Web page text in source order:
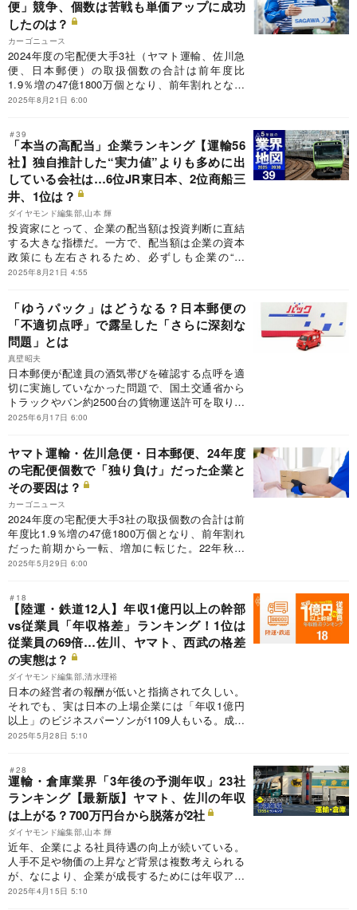
た。
便」競争、個数は苦戦も単価アップに成功
したのは？
カーゴニュース
2024年度の宅配便大手3社（ヤマト運輸、佐川急
便、日本郵便）の取扱個数の合計は前年度比
1.9％増の47億1800万個となり、前年割れとなっ
た23年度から一転、増加に転じた。24年度の市場
るため、市場全体でも伸びに転じることが予想さ
れる。25年度に入っても3社の取扱個数は増加基
調で推移しているが、6月末に日本郵便の一般貨
物自動車運送事業の認可が取り消される事態が発
生し、今後のゆうパック事業への影響が予想され
る。また、国土交通省は現在、「置き配」を標準
サービスに位置づける方向で検討を進めていると
言われており、今後の宅配便市場に変化が起きる
可能性がある。
2025年8月21日 6:00
＃39
「本当の高配当」企業ランキング【運輸56
社】独自推計した“実力値”よりも多めに出
している会社は…6位JR東日本、2位商船三
井、1位は？
ダイヤモンド編集部,山本 輝
投資家にとって、企業の配当額は投資判断に直結
する大きな指標だ。一方で、配当額は企業の資本
政策にも左右されるため、必ずしも企業の“実
力”通りに配当が実施されるとは限らない。では、
回、さまざまな経営指標から、独自に各社の「理
論配当額」を推計。実際の配当額との差をランキ
ングにした。本稿では、運輸業界56社の理論配当
額との乖離額ランキングを公開する。
2025年8月21日 4:55
「ゆうパック」はどうなる？日本郵便の
「不適切点呼」で露呈した「さらに深刻な
問題」とは
真壁昭夫
日本郵便が配達員の酒気帯びを確認する点呼を適
切に実施していなかった問題で、国土交通省から
トラックやバン約2500台の貨物運送許可を取り消
す行政処分案を通知された。宅配便「ゆうパッ
ど委託先の調整が急務だ。行政処分は6月中にも
確定するもようだが、今回明るみになったのは氷
山の一角に過ぎないかもしれない。どうも、日本
郵便という組織の欠陥のような大きな要素が隠れ
ている気がしてならないのだ。
2025年6月17日 6:00
ヤマト運輸・佐川急便・日本郵便、24年度
の宅配便個数で「独り負け」だった企業と
その要因は？
カーゴニュース
2024年度の宅配便大手3社の取扱個数の合計は前
年度比1.9％増の47億1800万個となり、前年割れ
だった前期から一転、増加に転じた。22年秋以
降、インフレによる物価上昇などにより消費マイ
た。25年度も、小幅ながら前年を上回るペースで
推移する見通しだ。
2025年5月29日 6:00
＃18
【陸運・鉄道12人】年収1億円以上の幹部
vs従業員「年収格差」ランキング！1位は
従業員の69倍…佐川、ヤマト、西武の格差
の実態は？
ダイヤモンド編集部,清水理裕
日本の経営者の報酬が低いと指摘されて久しい。
それでも、実は日本の上場企業には「年収1億円
以上」のビジネスパーソンが1109人もいる。成果
に見合った報酬を受け取ることは当然といえよ
より従業員の士気が下がる。そこで、今回は陸
運・鉄道業界の1億円以上もらう役員と従業員の
年収格差ランキングを作成。年収1億円以上の経
営幹部と一般社員の年収格差の実態は？実名ラン
キングで12人を検証する。
2025年5月28日 5:10
＃28
運輸・倉庫業界「3年後の予測年収」23社
ランキング【最新版】ヤマト、佐川の年収
は上がる？700万円台から脱落が2社
ダイヤモンド編集部,山本 輝
近年、企業による社員待遇の向上が続いている。
人手不足や物価の上昇など背景は複数考えられる
が、なにより、企業が成長するためには年収アッ
プで人を引き付ける必要がある。ダイヤモンド編
2025年4月15日 5:10